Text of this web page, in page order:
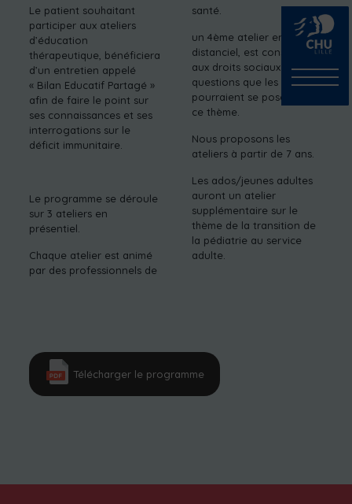
Le patient souhaitant
participer aux ateliers
d’éducation
thérapeutique, bénéficiera
d’un entretien appelé
« Bilan Educatif Partagé »
afin de faire le point sur
ses connaissances et ses
interrogations sur le
déficit immunitaire.
Le programme se déroule
sur 3 ateliers en
présentiel.
Chaque atelier est animé
par des professionnels de
santé.
un 4ème atelier en
distanciel, est consacré
aux droits sociaux et aux
questions que les parents
pourraient se poser sur
ce thème.
Nous proposons les
ateliers à partir de 7 ans.
Les ados/jeunes adultes
auront un atelier
supplémentaire sur le
thème de la transition de
la pédiatrie au service
adulte.
Télécharger le programme